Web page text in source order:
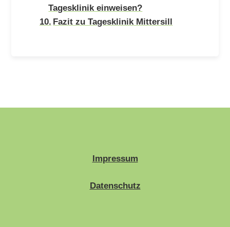
Tagesklinik einweisen?
Fazit zu Tagesklinik Mittersill
Impressum
Datenschutz